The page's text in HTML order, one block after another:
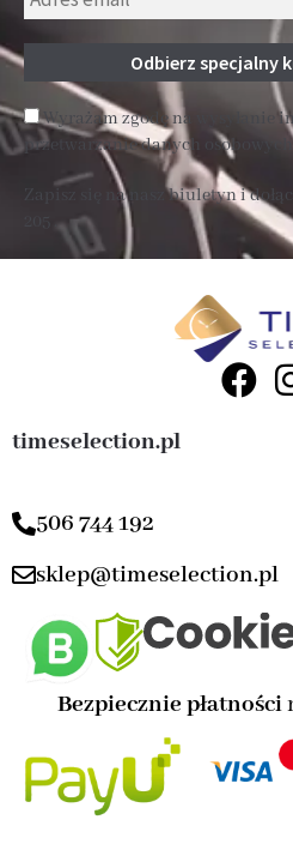
Wyrażam zgodę na wysyłanie
przetwarzanie danych osobowych
Zapisz się na nasz biuletyn i
timeselection.pl
506 744 192
sklep@timeselection.pl
Bezpiecznie płatności